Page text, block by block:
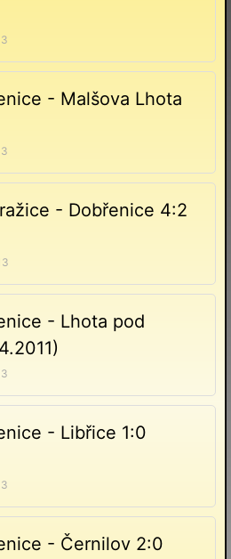
- Malšova Lhota
- Dobřenice 4:2
- Lhota pod
- Libřice 1:0
- Černilov 2:0